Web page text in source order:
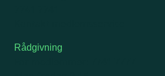
Rådgivning